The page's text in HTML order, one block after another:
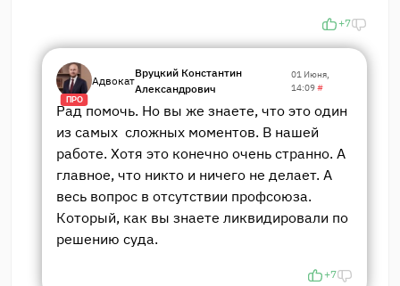
+7
ПРО
Адвокат
Вруцкий Константин
Александрович
01 Июня,
14:09#
Рад помочь. Но вы же знаете, что это один
из самых сложных моментов. В нашей
работе. Хотя это конечно очень странно. А
главное, что никто и ничего не делает. А
весь вопрос в отсутствии профсоюза.
Который, как вы знаете ликвидировали по
решению суда.
+7